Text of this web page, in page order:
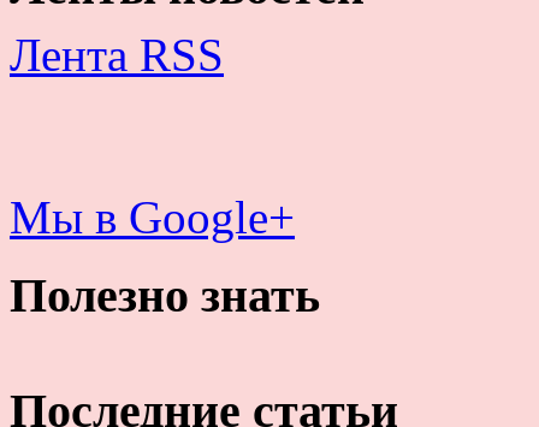
Лента RSS
Мы в Google+
Полезно знать
Последние статьи